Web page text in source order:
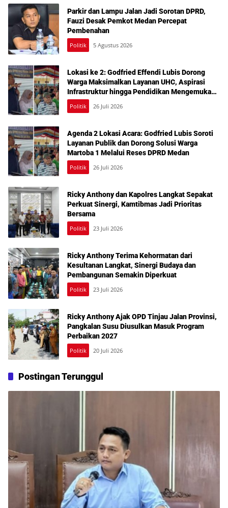
Parkir dan Lampu Jalan Jadi Sorotan DPRD,
Fauzi Desak Pemkot Medan Percepat
Pembenahan
Politik 5 Agustus 2026
Lokasi ke 2: Godfried Effendi Lubis Dorong
Warga Maksimalkan Layanan UHC, Aspirasi
Infrastruktur hingga Pendidikan Mengemuka
dalam Reses Medan Amplas
Politik 26 Juli 2026
Agenda 2 Lokasi Acara: Godfried Lubis Soroti
Layanan Publik dan Dorong Solusi Warga
Martoba 1 Melalui Reses DPRD Medan
Politik 26 Juli 2026
Ricky Anthony dan Kapolres Langkat Sepakat
Perkuat Sinergi, Kamtibmas Jadi Prioritas
Bersama
Politik 23 Juli 2026
Ricky Anthony Terima Kehormatan dari
Kesultanan Langkat, Sinergi Budaya dan
Pembangunan Semakin Diperkuat
Politik 23 Juli 2026
Ricky Anthony Ajak OPD Tinjau Jalan Provinsi,
Pangkalan Susu Diusulkan Masuk Program
Perbaikan 2027
Politik 20 Juli 2026
Postingan Terunggul